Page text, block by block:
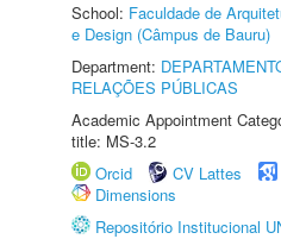
School: Faculdade de
e Design (Câmpus de Bauru)
Department:
RELAÇÕES PÚBLICAS
Academic Appointment
title: MS-3.2
Orcid
CV Lattes
Dimensions
Repositório Institucional